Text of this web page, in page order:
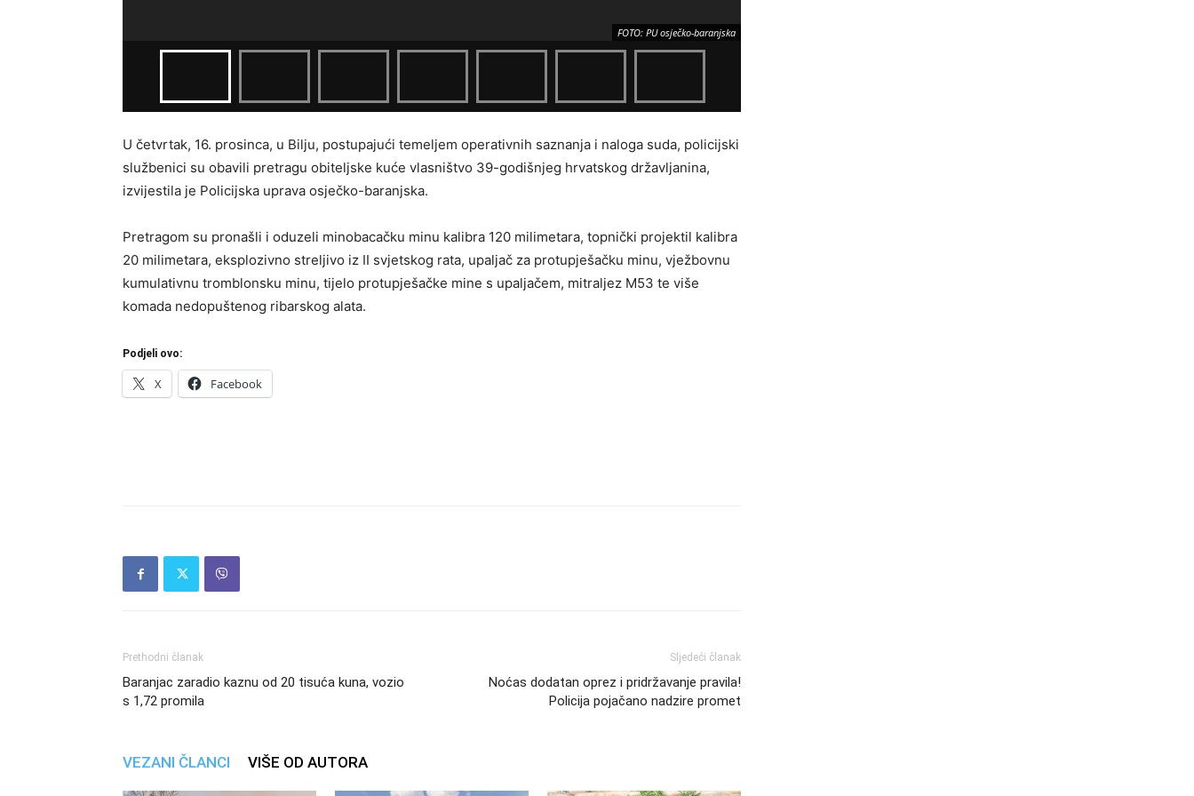
FOTO: PU osječko-baranjska
U četvrtak, 16. prosinca, u Bilju, postupajući temeljem operativnih saznanja i naloga suda, policijski
službenici su obavili pretragu obiteljske kuće vlasništvo 39-godišnjeg hrvatskog državljanina,
izvijestila je Policijska uprava osječko-baranjska.
Pretragom su pronašli i oduzeli minobacačku minu kalibra 120 milimetara, topnički projektil kalibra
20 milimetara, eksplozivno streljivo iz II svjetskog rata, upaljač za protupješačku minu, vježbovnu
kumulativnu tromblonsku minu, tijelo protupješačke mine s upaljačem, mitraljez M53 te više
komada nedopuštenog ribarskog alata.
Podjeli ovo:
X Facebook
Prethodni članak
Baranjac zaradio kaznu od 20 tisuća kuna, vozio
s 1,72 promila
Sljedeći članak
Noćas dodatan oprez i pridržavanje pravila!
Policija pojačano nadzire promet
VEZANI ČLANCI VIŠE OD AUTORA